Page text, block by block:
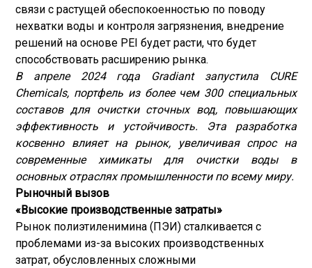
связи с растущей обеспокоенностью по поводу
нехватки воды и контроля загрязнения, внедрение
решений на основе PEI будет расти, что будет
способствовать расширению рынка.
В апреле 2024 года Gradiant запустила CURE
Chemicals, портфель из более чем 300 специальных
составов для очистки сточных вод, повышающих
эффективность и устойчивость. Эта разработка
косвенно влияет на рынок, увеличивая спрос на
современные химикаты для очистки воды в
основных отраслях промышленности по всему миру.
Рыночный вызов
«Высокие производственные затраты»
Рынок полиэтиленимина (ПЭИ) сталкивается с
проблемами из-за высоких производственных
затрат, обусловленных сложными